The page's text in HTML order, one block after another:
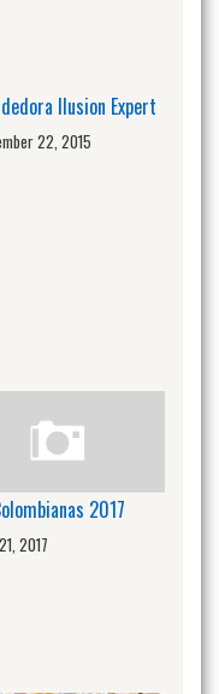
Ilusion Expert
22, 2015
2017
2017